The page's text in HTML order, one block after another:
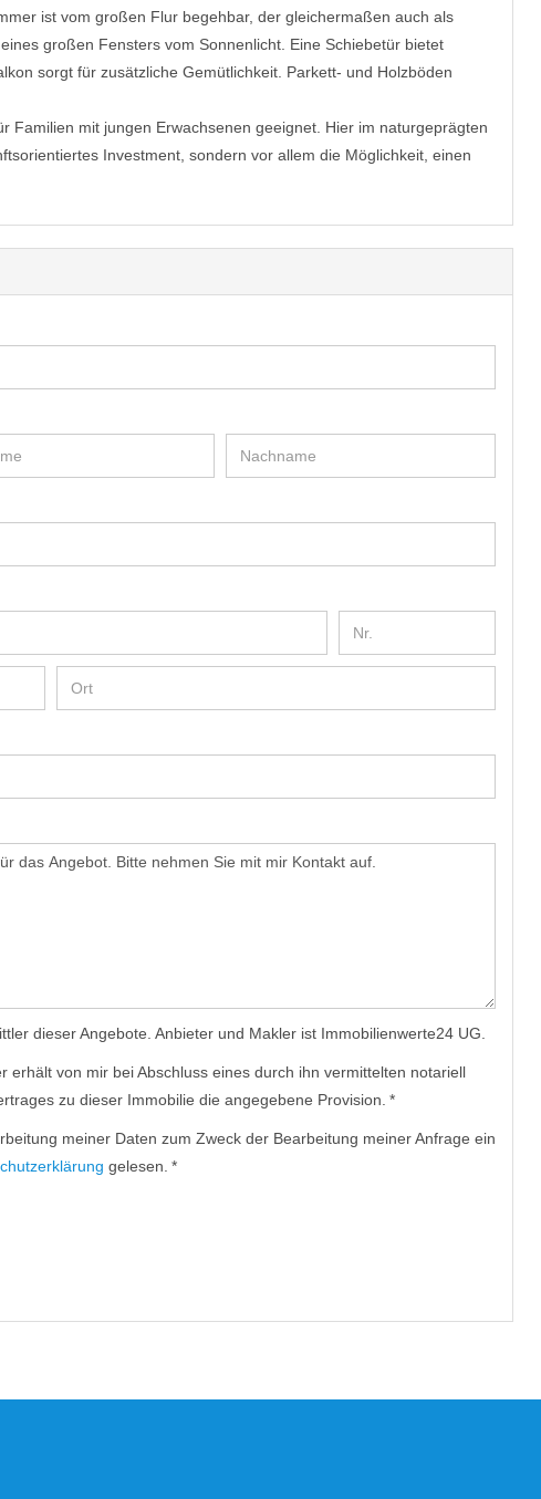
ist vom großen Flur begehbar, der gleichermaßen auch als
großen Fensters vom Sonnenlicht. Eine Schiebetür bietet
sorgt für zusätzliche Gemütlichkeit. Parkett- und Holzböden
Familien mit jungen Erwachsenen geeignet. Hier im naturgeprägten
Investment, sondern vor allem die Möglichkeit, einen
dieser Angebote. Anbieter und Makler ist Immobilienwerte24 UG.
erhält von mir bei Abschluss eines durch ihn vermittelten notariell
zu dieser Immobilie die angegebene Provision. *
meiner Daten zum Zweck der Bearbeitung meiner Anfrage ein
gelesen. *